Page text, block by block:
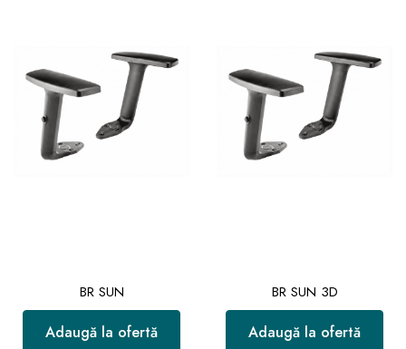
BR SUN
Adaugă la ofertă
BR SUN 3D
Adaugă la ofertă